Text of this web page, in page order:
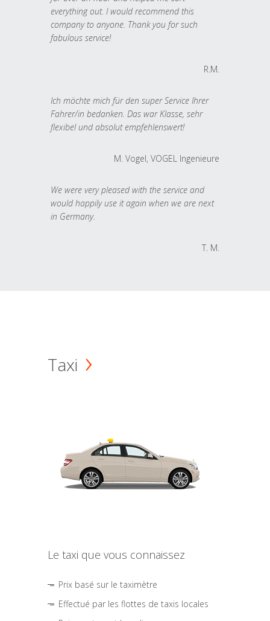
everything out. I would recommend this
company to anyone. Thank you for such
fabulous service!
R.M.
Ich möchte mich für den super Service Ihrer
Fahrer/in bedanken. Das war Klasse, sehr
flexibel und absolut empfehlenswert!
M. Vogel, VOGEL Ingenieure
We were very pleased with the service and
would happily use it again when we are next
in Germany.
T. M.
Taxi
Le taxi que vous connaissez
Prix basé sur le taximètre
Effectué par les flottes de taxis locales